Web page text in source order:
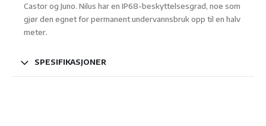
Castor og Juno. Nilus har en IP68-beskyttelsesgrad, noe som
gjør den egnet for permanent undervannsbruk opp til en halv
meter.
SPESIFIKASJONER